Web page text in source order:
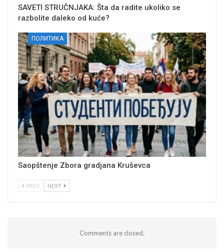
SAVETI STRUČNJAKA: Šta da radite ukoliko se
razbolite daleko od kuće?
ПОЛИТИКА
Saopštenje Zbora gradjana Kruševca
PREV NEXT
Comments are closed.